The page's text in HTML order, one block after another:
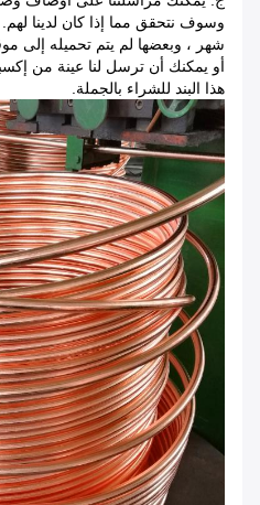
وسوف نتحقق مما إذا كان لدينا لهم.
شهر ، وبعضها لم يتم تحميله إلى
أو يمكنك أن ترسل لنا عينة من
هذا البند للشراء بالجملة.